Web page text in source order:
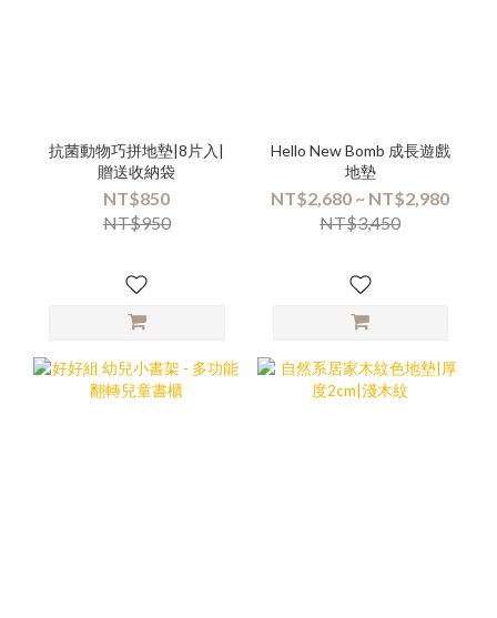
抗菌動物巧拼地墊|8片入|
贈送收納袋
NT$850
NT$950
Hello New Bomb 成長遊戲
地墊
NT$2,680 ~ NT$2,980
NT$3,450